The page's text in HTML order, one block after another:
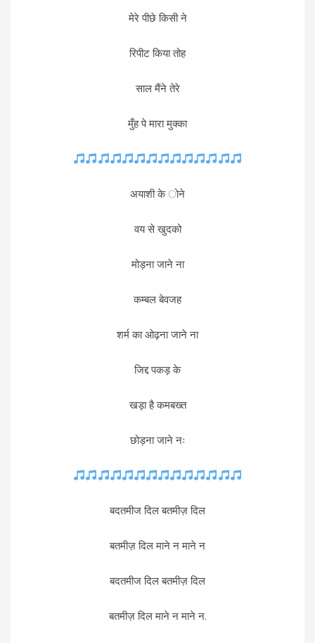
मेरे पीछे किसी ने
रिपीट किया तोह
साल मैंने तेरे
मुँह पे मारा मुक्का
अयाशी के ोने
वय से खुदको
मोड़ना जाने ना
कम्बल बेवजह
शर्म का ओढ़ना जाने ना
जिद्द पकड़ के
खड़ा है कमबख्त
छोड़ना जाने नः
बदतमीज दिल बतमीज़ दिल
बतमीज़ दिल माने न माने न
बदतमीज दिल बतमीज़ दिल
बतमीज़ दिल माने न माने न.